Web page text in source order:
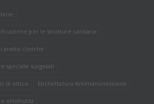
per le strutture sanitarie
analisi cliniche
speciale surgelati
di ottica Etichettatura Antimanomissione
ortofrutta